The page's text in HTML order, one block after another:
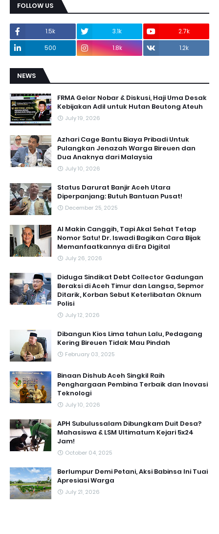
FOLLOW US
1.5k 3.1k
2.7k
500
1.8k 1.2k
NEWS
FRMA Gelar Nobar & Diskusi, Haji Uma Desak
Kebijakan Adil untuk Hutan Beutong Ateuh
July 19, 2026
Azhari Cage Bantu Biaya Pribadi Untuk
Pulangkan Jenazah Warga Bireuen dan
Dua Anaknya dari Malaysia
July 10, 2026
Status Darurat Banjir Aceh Utara
Diperpanjang: Butuh Bantuan Pusat!
December 25, 2025
AI Makin Canggih, Tapi Akal Sehat Tetap
Nomor Satu! Dr. Iswadi Bagikan Cara Bijak
Memanfaatkannya di Era Digital
July 26, 2026
Diduga Sindikat Debt Collector Gadungan
Beraksi di Aceh Timur dan Langsa, Sepmor
Ditarik, Korban Sebut Keterlibatan Oknum
Polisi
July 12, 2026
Dibangun Kios Lima tahun Lalu, Pedagang
Kering Bireuen Tidak Mau Pindah
February 03, 2025
Binaan Dishub Aceh Singkil Raih
Penghargaan Pembina Terbaik dan Inovasi
Teknologi
July 10, 2026
APH Subulussalam Dibungkam Duit Desa?
Mahasiswa & LSM Ultimatum Kejari 5x24
Jam!
October 04, 2025
Berlumpur Demi Petani, Aksi Babinsa Ini Tuai
Apresiasi Warga
July 21, 2026